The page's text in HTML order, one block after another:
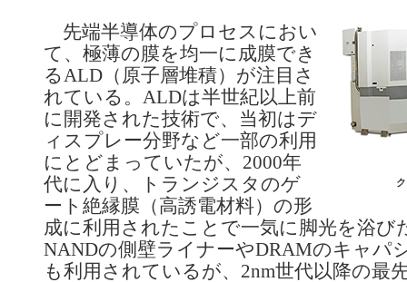
先端半導体のプロセスにおい
て、極薄の膜を均一に成膜でき
るALD（原子層堆積）が注目さ
れている。ALDは半世紀以上前
に開発された技術で、当初はデ
ィスプレー分野など一部の利用
にとどまっていたが、2000年
代に入り、トランジスタのゲ
ート絶縁膜（高誘電材料）の形
成に利用されたことで一気に脚光を浴び
NANDの側壁ライナーやDRAMのキャパ
も利用されているが、2nm世代以降の最